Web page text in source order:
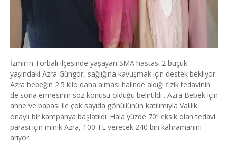
İzmir’in Torbalı ilçesinde yaşayan SMA hastası 2 buçuk
yaşındaki Azra Güngör, sağlığına kavuşmak için destek bekliyor.
Azra bebeğin 2.5 kilo daha alması halinde aldığı fizik tedavinin
de sona ermesinin söz konusu olduğu belirtildi . Azra Bebek için
anne ve babası ile çok sayıda gönüllünün katılımıyla Valilik
onaylı bir kampanya başlatıldı. Hala yüzde 70’i eksik olan tedavi
parası için minik Azra, 100 TL verecek 240 bin kahramanını
arıyor.